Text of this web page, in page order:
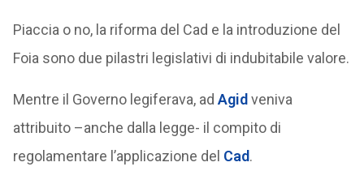
Piaccia o no, la riforma del Cad e la introduzione del
Foia sono due pilastri legislativi di indubitabile valore.
Mentre il Governo legiferava, ad Agid veniva
attribuito –anche dalla legge- il compito di
regolamentare l’applicazione del Cad.